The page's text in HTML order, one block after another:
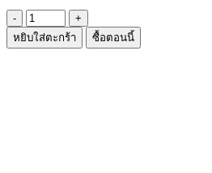
จำนวน
แก้ว
หยิบใส่ตะกร้า ซื้อตอนนี้